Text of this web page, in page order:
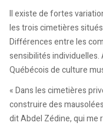
Il existe de fortes
les trois cimetières
Différences entre les
sensibilités
Québécois de culture
« Dans les cimetières
construire des
dit Abdel Zédine, qui me